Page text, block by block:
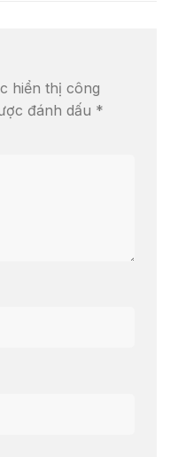
hiển thị công
đánh dấu *